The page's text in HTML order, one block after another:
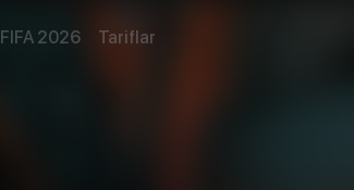
FIFA 2026 Tariflar